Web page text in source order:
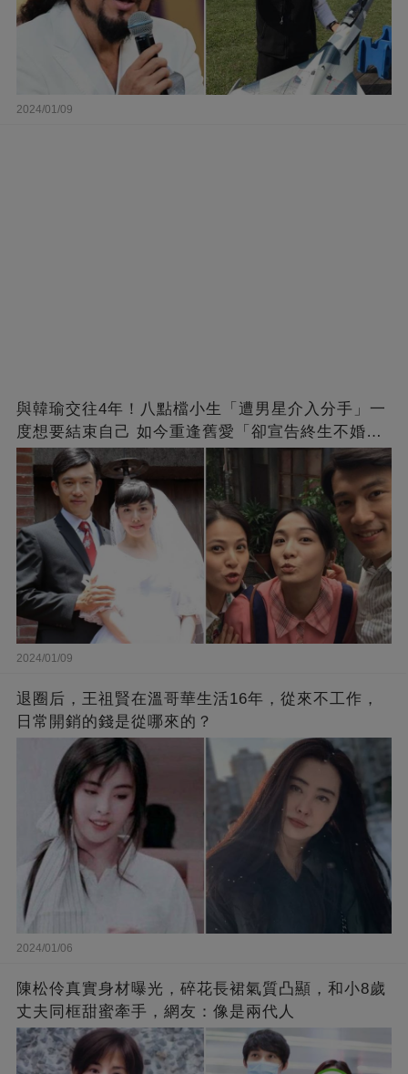
2024/01/09
與韓瑜交往4年！八點檔小生「遭男星介入分手」一
度想要結束自己 如今重逢舊愛「卻宣告終生不婚」
原因曝光
2024/01/09
退圈后，王祖賢在溫哥華生活16年，從來不工作，
日常開銷的錢是從哪來的？
2024/01/06
陳松伶真實身材曝光，碎花長裙氣質凸顯，和小8歲
丈夫同框甜蜜牽手，網友：像是兩代人